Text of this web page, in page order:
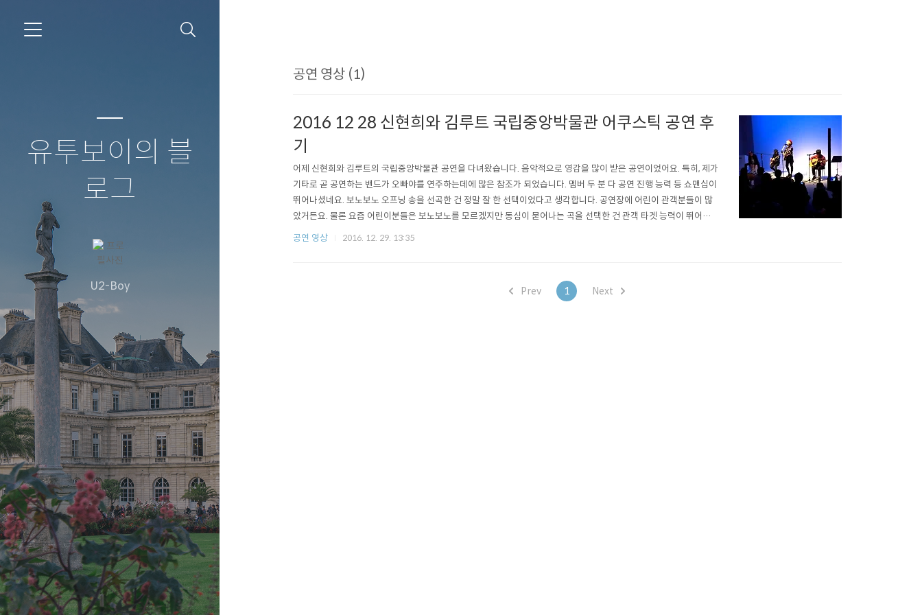
유투보이의 블
로그
U2-Boy
공연 영상 (1)
2016 12 28 신현희와 김루트 국립중앙박물관 어쿠스틱 공연 후
기
어제 신현희와 김루트의 국립중앙박물관 공연을 다녀왔습니다. 음악적으로 영감을 많이 받은 공연이었어요. 특히, 제가
기타로 곧 공연하는 밴드가 오빠야를 연주하는데에 많은 참조가 되었습니다. 멤버 두 분 다 공연 진행 능력 등 쇼맨십이
뛰어나셨네요. 보노보노 오프닝 송을 선곡한 건 정말 잘 한 선택이었다고 생각합니다. 공연장에 어린이 관객분들이 많
았거든요. 물론 요즘 어린이분들은 보노보노를 모르겠지만 동심이 묻어나는 곡을 선택한 건 관객 타겟 능력이 뛰어나
다는 걸 보여줍니다. 박물관에서 하는 공연이라 딱딱한 분위기가 될 수 있었는데도 능수능란한 공연 진행 능력으로 몰
공연 영상 2016. 12. 29. 13:35
Prev 1 Next